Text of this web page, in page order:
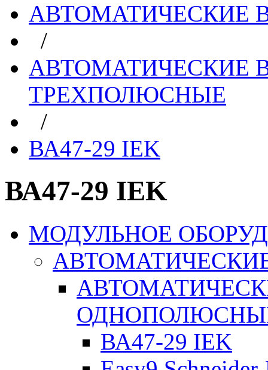
АВТОМАТИЧЕСКИЕ
/
АВТОМАТИЧЕСКИЕ
ТРЕХПОЛЮСНЫЕ
/
ВА47-29 IEK
ВА47-29 IEK
МОДУЛЬНОЕ
ВА47-29 IEK